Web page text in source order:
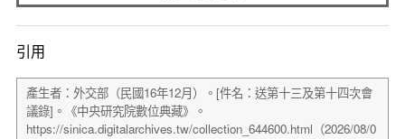
引用